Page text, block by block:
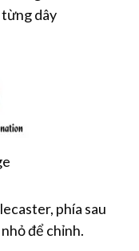
từng dây
phía sau
để chỉnh.